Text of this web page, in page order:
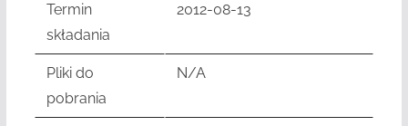
Termin
składania
2012-08-13
Pliki do
pobrania
N/A